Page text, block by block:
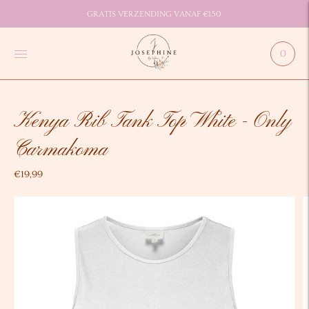
GRATIS VERZENDING VANAF €150
0
Kenya Rib Tank Top White - Only
Carmakoma
€19,99